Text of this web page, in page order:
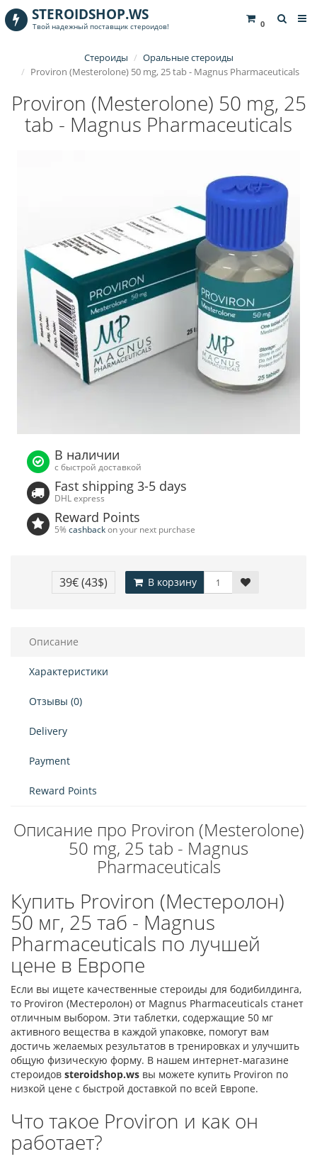
0
STEROIDSHOP.WS
Твой надежный поставщик стероидов!
Стероиды
Оральные стероиды
Proviron (Mesterolone) 50 mg, 25 tab - Magnus Pharmaceuticals
Proviron (Mesterolone) 50 mg, 25
tab - Magnus Pharmaceuticals
В наличии
с быстрой доставкой
Fast shipping 3-5 days
DHL express
Reward Points
5%cashbackon your next purchase
39€(43$) В корзину
Описание
Характеристики
Отзывы (0)
Delivery
Payment
Reward Points
Описание про Proviron (Mesterolone)
50 mg, 25 tab - Magnus
Pharmaceuticals
Купить Proviron (Местеролон)
50 мг, 25 таб - Magnus
Pharmaceuticals по лучшей
цене в Европе
Если вы ищете качественные стероиды для бодибилдинга,
то Proviron (Местеролон) от Magnus Pharmaceuticals станет
отличным выбором. Эти таблетки, содержащие 50 мг
активного вещества в каждой упаковке, помогут вам
достичь желаемых результатов в тренировках и улучшить
общую физическую форму. В нашем интернет-магазине
стероидов steroidshop.ws вы можете купить Proviron по
низкой цене с быстрой доставкой по всей Европе.
Что такое Proviron и как он
работает?